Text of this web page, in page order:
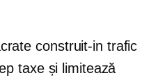
construit-in trafic
taxe și limitează